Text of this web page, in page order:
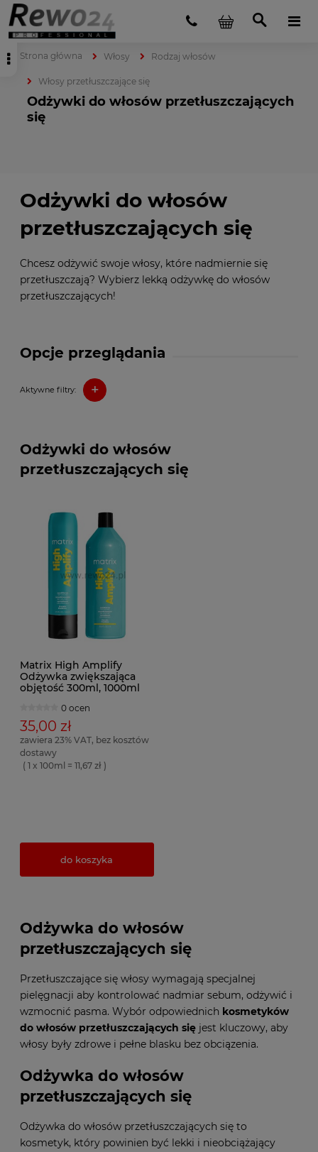
Strona główna Włosy Rodzaj włosów
Włosy przetłuszczające się
Odżywki do włosów przetłuszczających
się
Opcje przeglądania
Aktywne filtry: +
Odżywki do włosów
przetłuszczających się
Chcesz odżywić swoje włosy, które nadmiernie się
przetłuszczają? Wybierz lekką odżywkę do włosów
przetłuszczających!
Odżywki do włosów
przetłuszczających się
Matrix High Amplify
Odżywka zwiększająca
objętość 300ml, 1000ml
0 ocen
35,00 zł
zawiera 23% VAT, bez kosztów
dostawy
( 1 x 100ml = 11,67 zł )
do koszyka
Odżywka do włosów
przetłuszczających się
Przetłuszczające się włosy wymagają specjalnej
pielęgnacji aby kontrolować nadmiar sebum, odżywić i
wzmocnić pasma. Wybór odpowiednich kosmetyków
do włosów przetłuszczających się jest kluczowy, aby
włosy były zdrowe i pełne blasku bez obciązenia.
Odżywka do włosów
przetłuszczających się
Odżywka do włosów przetłuszczających się to
kosmetyk, który powinien być lekki i nieobciążający